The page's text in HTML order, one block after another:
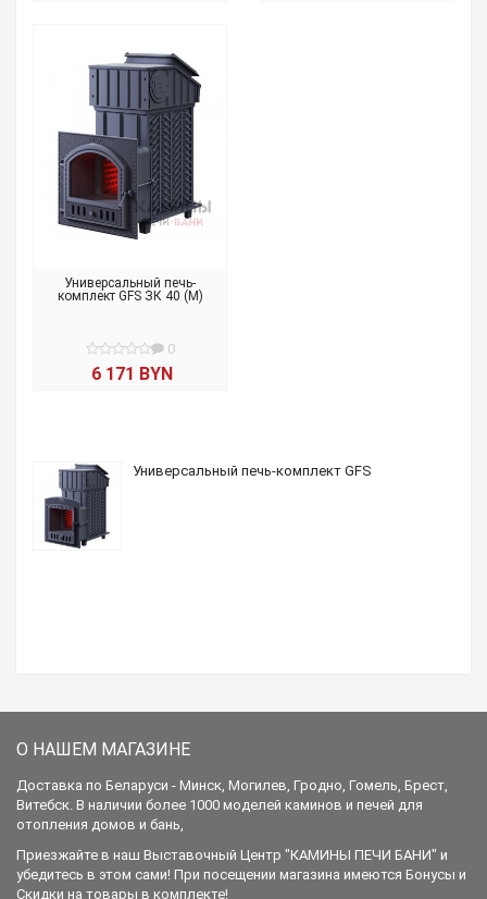
Универсальный печь-
комплект GFS ЗК 40 (М)
0
6 171 BYN
Универсальный печь-комплект GFS
О НАШЕМ МАГАЗИНЕ
Доставка по Беларуси - Минск, Могилев, Гродно, Гомель, Брест,
Витебск. В наличии более 1000 моделей каминов и печей для
отопления домов и бань,
Приезжайте в наш Выставочный Центр "КАМИНЫ ПЕЧИ БАНИ" и
убедитесь в этом сами! При посещении магазина имеются Бонусы и
Скидки на товары в комплекте!